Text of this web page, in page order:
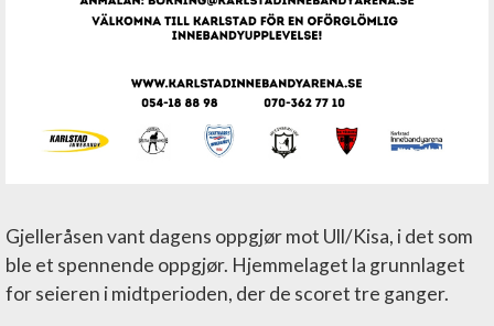
Gjelleråsen vant dagens oppgjør mot Ull/Kisa, i det som
ble et spennende oppgjør. Hjemmelaget la grunnlaget
for seieren i midtperioden, der de scoret tre ganger.